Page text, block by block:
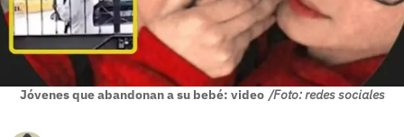
Jóvenes que abandonan a su bebé: video /Foto: redes sociales